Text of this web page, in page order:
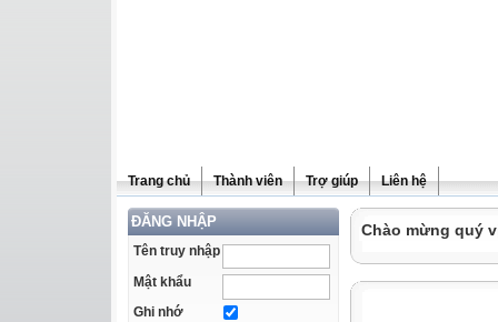
Trang chủ Thành viên Trợ giúp Liên hệ
ĐĂNG NHẬP
Tên truy nhập
Mật khẩu
Ghi nhớ
Chào mừng quý